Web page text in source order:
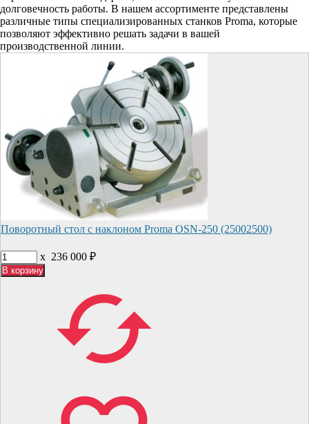
долговечность работы. В нашем ассортименте представлены
различные типы специализированных станков Proma, которые
позволяют эффективно решать задачи в вашей
производственной линии.
Поворотный стол с наклоном Proma OSN-250 (25002500)
x 236 000 ₽